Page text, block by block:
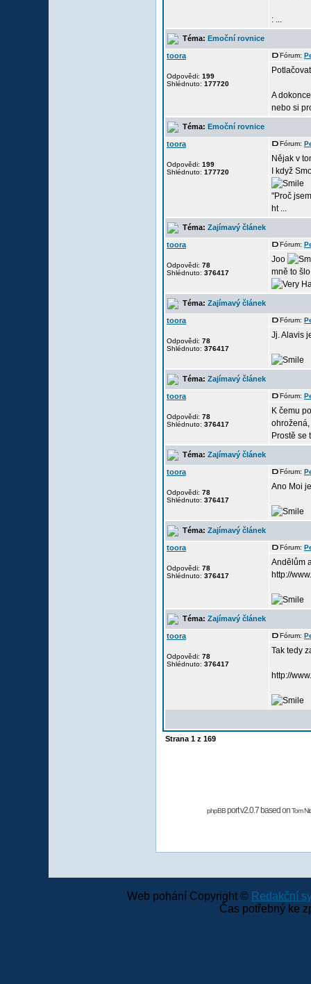
: ...
Téma: Emoční rovnice
toora
Odpovědi: 199
Shlédnuto: 177720
Fórum:
A
nebo si
Téma: Emoční rovnice
toora
Odpovědi: 199
Shlédnuto: 177720
Fórum:
Nějak v
I když
"Proč
ht ...
Téma: Zajímavý článek
toora
Odpovědi: 78
Shlédnuto: 376417
Fórum:
Joo
mně to
Téma: Zajímavý článek
toora
Odpovědi: 78
Shlédnuto: 376417
Fórum:
Jj. Alavis
Téma: Zajímavý článek
toora
Odpovědi: 78
Shlédnuto: 376417
Fórum:
K čemu
Prostě se
Téma: Zajímavý článek
toora
Odpovědi: 78
Shlédnuto: 376417
Fórum:
Ano Moi
Téma: Zajímavý článek
toora
Odpovědi: 78
Shlédnuto: 376417
Fórum:
Andělům
http://
Téma: Zajímavý článek
toora
Odpovědi: 78
Shlédnuto: 376417
Fórum:
Tak tedy
http://
Strana 1 z 169
phpBBport v2.0.7 based onTom
Web pohání Copyright © Redakční
Čas potřebný ke